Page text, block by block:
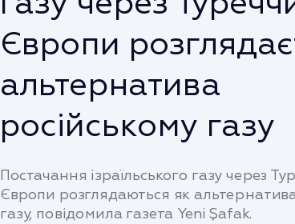
Європи
альтернатива
російському газу
Постачання ізраїльського газу через
Європи розглядаються як
газу, повідомила газета Yeni Şafak.